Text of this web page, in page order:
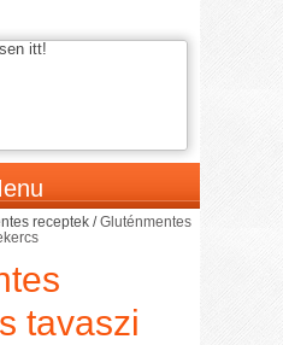
itt!
receptek /Gluténmentes
tavaszi